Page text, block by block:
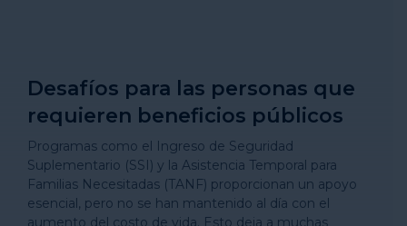
Desafíos para las personas que
requieren beneficios públicos
Programas como el Ingreso de Seguridad
Suplementario (SSI) y la Asistencia Temporal para
Familias Necesitadas (TANF) proporcionan un apoyo
esencial, pero no se han mantenido al día con el
aumento del costo de vida. Esto deja a muchas